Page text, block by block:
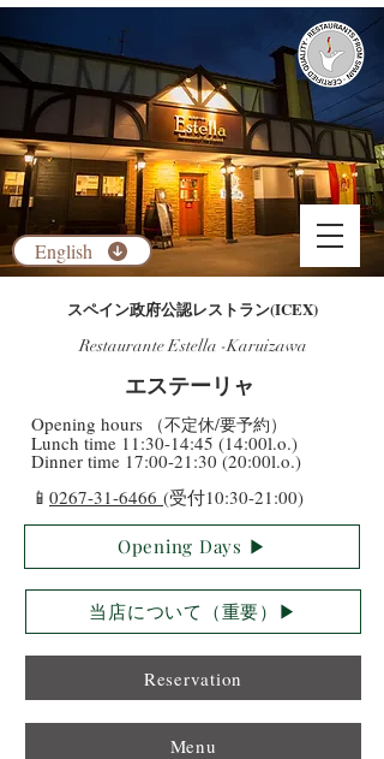
​スペイン政府公認レストラン(ICEX)
Restaurante Estella -Karuizawa
​エステーリャ
​Opening hours （不定休/要予約）
​Lunch time 11:30-14:45 (14:00l.o.)
Dinner time 17:00-21:30 (20:00l.o.)
​📱 0267-31-6466 (受付10:30-21:00)
Opening Days ▶︎
Reservation
Menu
当店について（重要）▶︎
English